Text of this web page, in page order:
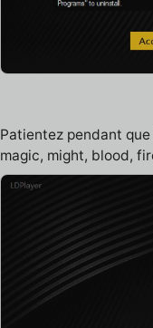
Patientez pendant
magic, might, blood,